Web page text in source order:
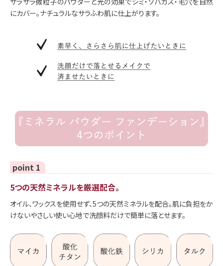
にカバー。ナチュラルなサラふわ肌に仕上がります。
point 1
5つの天然ミネラルを厳選配合。
オイル、ワックスを使用せず、5つの天然ミネラルを配合。肌に負担をか
けないやさしい使い心地で洗顔料だけで簡単に落とせます。